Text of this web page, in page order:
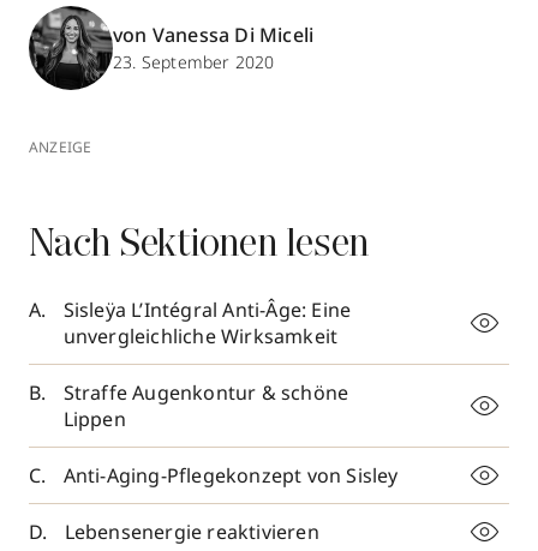
von Vanessa Di Miceli
23. September 2020
ANZEIGE
Nach Sektionen lesen
Sisleÿa L’Intégral Anti-Âge: Eine
unvergleichliche Wirksamkeit
Straffe Augenkontur & schöne
Lippen
Anti-Aging-Pflegekonzept von Sisley
Lebensenergie reaktivieren